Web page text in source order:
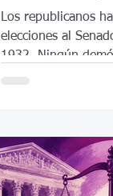
Los republicanos
elecciones al
1932. Ningún